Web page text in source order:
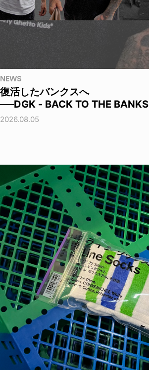
NEWS
復活したバンクスへ
──DGK - BACK TO THE BANKS
2026.08.05